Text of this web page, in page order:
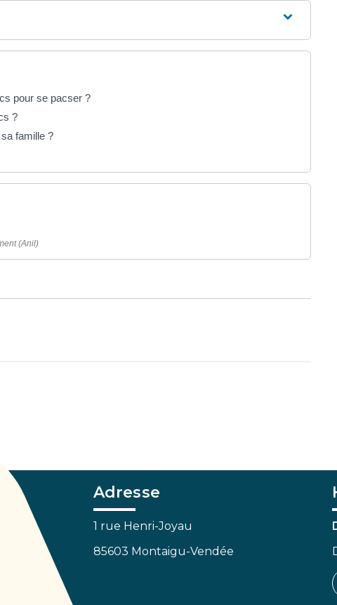
pour se pacser ?
?
famille ?
(Anil)
Adresse
1 rue Henri-Joyau
85603 Montaigu-Vendée